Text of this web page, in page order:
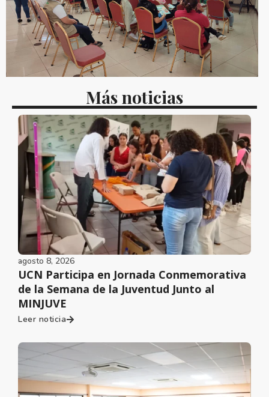
Más noticias
agosto 8, 2026
UCN Participa en Jornada Conmemorativa
de la Semana de la Juventud Junto al
MINJUVE
Leer noticia